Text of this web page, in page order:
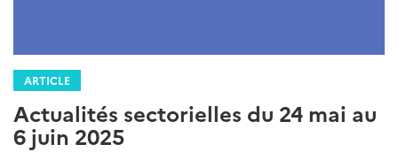
ARTICLE
Actualités sectorielles du 24 mai au
6 juin 2025